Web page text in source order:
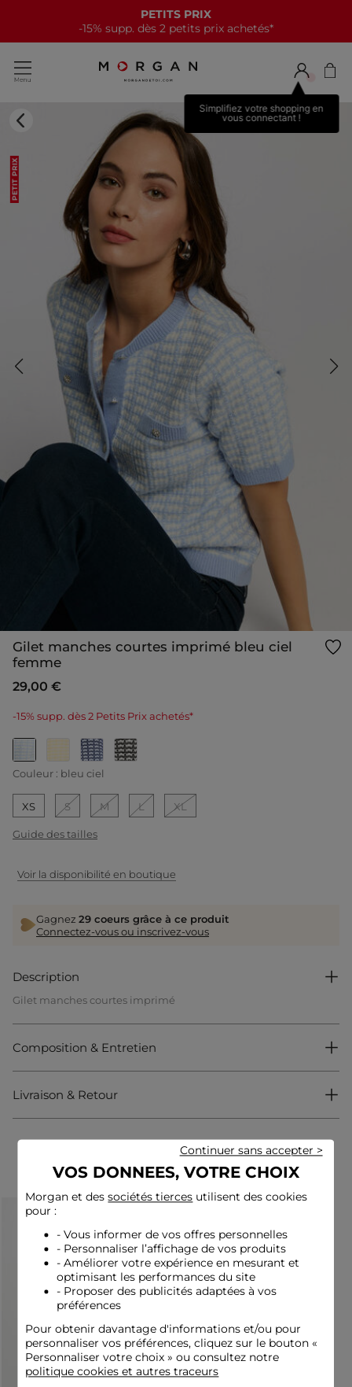
PETITS PRIX
-15% supp. dès 2 petits prix achetés*
Simplifiez votre shopping en
vous connectant !
PETIT PRIX
Gilet manches courtes imprimé bleu ciel
femme
29,00 €
-15% supp. dès 2 Petits Prix achetés*
selected
Couleur : bleu ciel
XS S M L XL
Guide des tailles
Voir la disponibilité en boutique
Gagnez 29 coeurs grâce à ce produit
Connectez-vous ou inscrivez-vous
Description
Gilet manches courtes imprimé
Court
Manches courtes
Imprimé jacquard
Moyenne maille
Bandes avec un bouton sur le buste
Référence : 32536301012710988 251-MORESA
Catégorie :
Couleur : Gilets courts femme bleu
Composition & Entretien
Livraison & Retour
VOS DONNEES, VOTRE CHOIX
Morgan et dessociétés tierces utilisent des cookies
pour :
- Vous informer de vos offres personnelles
- Personnaliser l’affichage de vos produits
- Améliorer votre expérience en mesurant et
optimisant les performances du site
- Proposer des publicités adaptées à vos
préférences
Pour obtenir davantage d'informations et/ou pour
personnaliser vos préférences, cliquez sur le bouton «
Personnaliser votre choix » ou consultez notre
politique cookies et autres traceurs
Continuer sans accepter >